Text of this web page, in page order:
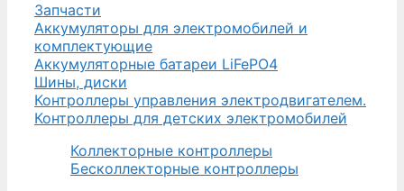
Запчасти
Аккумуляторы для электромобилей и
комплектующие
Аккумуляторные батареи LiFePO4
Шины, диски
Контроллеры управления электродвигателем.
Контроллеры для детских электромобилей
Коллекторные контроллеры
Бесколлекторные контроллеры